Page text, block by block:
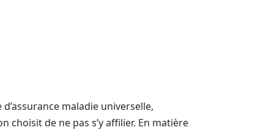
maladie universelle,
de ne pas s’y affilier. En matière